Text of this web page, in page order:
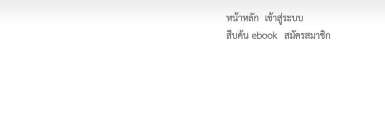
หน้าหลัก เข้าสู่ระบบ
สืบค้น ebook สมัครสมาชิก